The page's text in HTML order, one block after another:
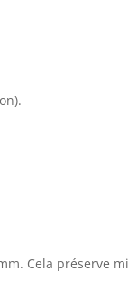
Cela préserve